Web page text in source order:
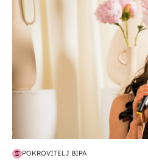
POKROVITELJ BIPA